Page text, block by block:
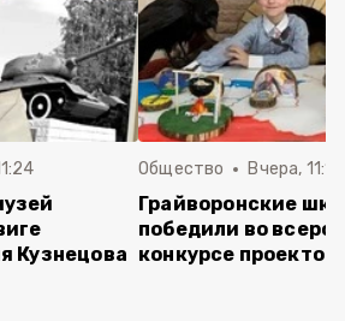
Кузнецова
Общество Вчера, 11:16
Грайворонские
победили во
конкурсе проектов